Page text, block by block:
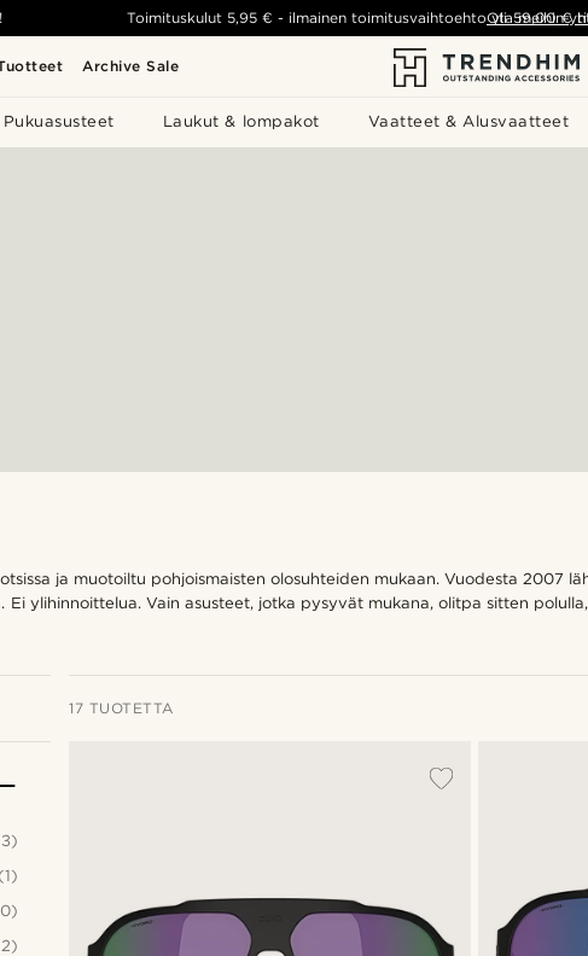
Archive Sale
Pukuasusteet Laukut & lompakot Vaatteet & Alusvaatteet
Toimituskulut 5,95 € - ilmainen toimitusvaihtoehto yli 59,00 €
Ota meihin
ja muotoiltu pohjoismaisten olosuhteiden mukaan. Vuodesta 2007
ylihinnoittelua. Vain asusteet, jotka pysyvät mukana, olitpa sitten
17 TUOTETTA
(1)